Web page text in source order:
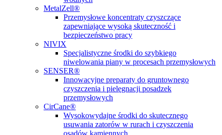
MetalZell®
Przemysłowe koncentraty czyszczące
zapewniające wysoką skuteczność i
bezpieczeństwo pracy
NIVIX
Specjalistyczne środki do szybkiego
niwelowania piany w procesach przemysłowych
SENSER®
Innowacyjne preparaty do gruntownego
czyszczenia i pielęgnacji posadzek
przemysłowych
CirCane®
Wysokowydajne środki do skutecznego
usuwania zatorów w rurach i czyszczenia
osadów kamiennych